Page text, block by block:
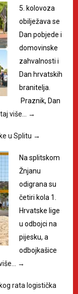
5. kolovoza
obilježava se
Dan pobjede i
domovinske
zahvalnosti i
Dan hrvatskih
branitelja.
Praznik, Dan
više… →
u Splitu →
Na splitskom
Žnjanu
odigrana su
četiri kola 1.
Hrvatske lige
u odbojci na
pijesku, a
odbojkašice
→
rata logistička